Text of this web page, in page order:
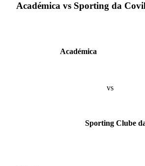
Académica vs Sporting da
Académica
vs
Sporting Clube